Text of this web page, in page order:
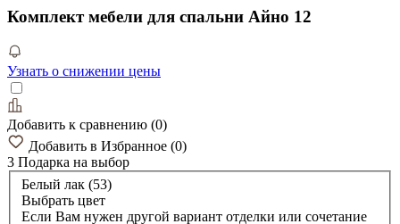
Комплект мебели для спальни Айно 12
Узнать о снижении цены
Добавить к сравнению (0)
Добавить в Избранное (0)
3 Подарка на выбор
Белый лак (53)
Выбрать цвет
Если Вам нужен другой вариант отделки или сочетание